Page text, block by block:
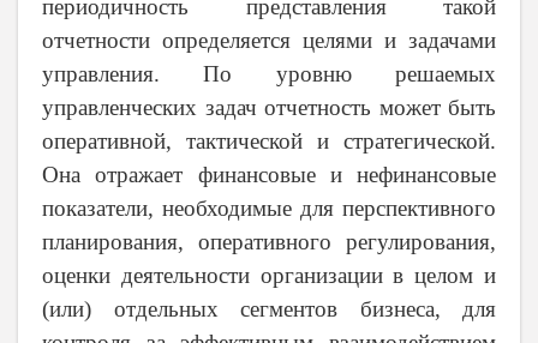
периодичность представления такой
отчетности определяется целями и задачами
управления. По уровню решаемых
управленческих задач отчетность может быть
оперативной, тактической и стратегической.
Она отражает финансовые и нефинансовые
показатели, необходимые для перспективного
планирования, оперативного регулирования,
оценки деятельности организации в целом и
(или) отдельных сегментов бизнеса, для